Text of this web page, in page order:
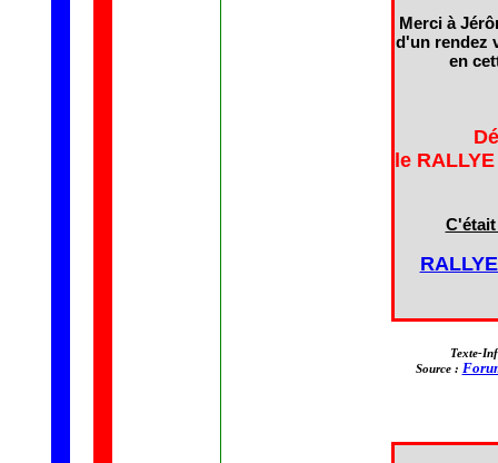
Merci à
d'un rendez
en
le
C'était
Texte-
Source :